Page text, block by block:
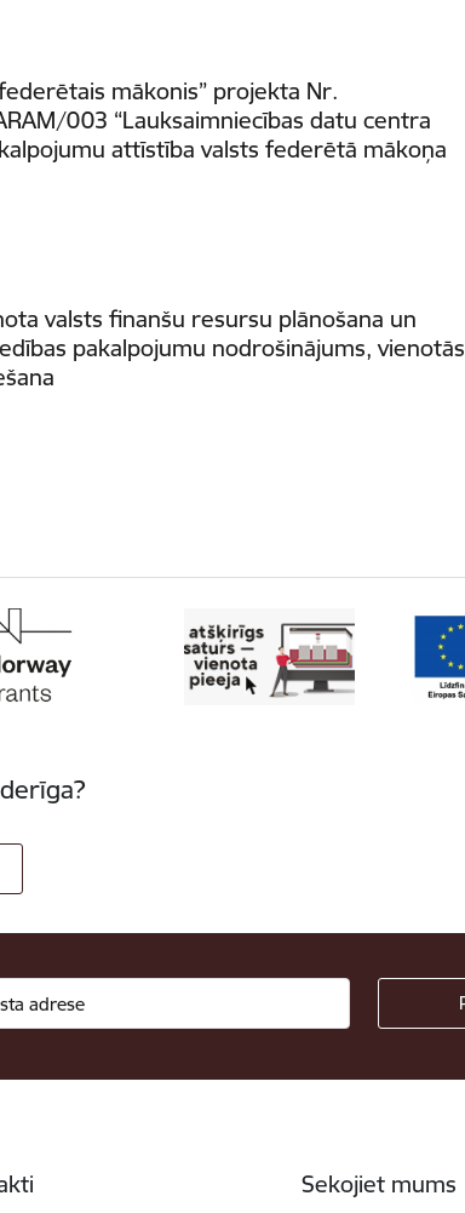
mākonis” projekta Nr.
003 “Lauksaimniecības datu centra
attīstība valsts federētā mākoņa
valsts finanšu resursu plānošana un
pakalpojumu nodrošinājums, vienotās
Sekojiet mums